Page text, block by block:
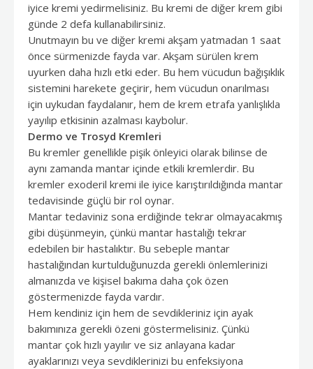
iyice kremi yedirmelisiniz. Bu kremi de diğer krem gibi
günde 2 defa kullanabilirsiniz.
Unutmayın bu ve diğer kremi akşam yatmadan 1 saat
önce sürmenizde fayda var. Akşam sürülen krem
uyurken daha hızlı etki eder. Bu hem vücudun bağışıklık
sistemini harekete geçirir, hem vücudun onarılması
için uykudan faydalanır, hem de krem etrafa yanlışlıkla
yayılıp etkisinin azalması kaybolur.
Dermo ve Trosyd Kremleri
Bu kremler genellikle pişik önleyici olarak bilinse de
aynı zamanda mantar içinde etkili kremlerdir. Bu
kremler exoderil kremi ile iyice karıştırıldığında mantar
tedavisinde güçlü bir rol oynar.
Mantar tedaviniz sona erdiğinde tekrar olmayacakmış
gibi düşünmeyin, çünkü mantar hastalığı tekrar
edebilen bir hastalıktır. Bu sebeple mantar
hastalığından kurtulduğunuzda gerekli önlemlerinizi
almanızda ve kişisel bakıma daha çok özen
göstermenizde fayda vardır.
Hem kendiniz için hem de sevdikleriniz için ayak
bakımınıza gerekli özeni göstermelisiniz. Çünkü
mantar çok hızlı yayılır ve siz anlayana kadar
ayaklarınızı veya sevdiklerinizi bu enfeksiyona